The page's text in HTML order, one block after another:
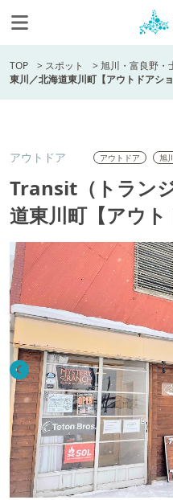
TOP > スポット >旭川・富良野・
東川／北海道東川町【アウトドアショ
アウトドア アウトドア 旭
Transit（トラン
道東川町【アウト